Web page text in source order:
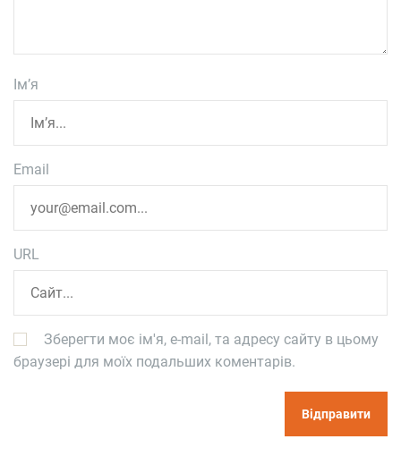
Ім’я
Email
URL
Зберегти моє ім'я, e-mail, та адресу сайту в цьому
браузері для моїх подальших коментарів.